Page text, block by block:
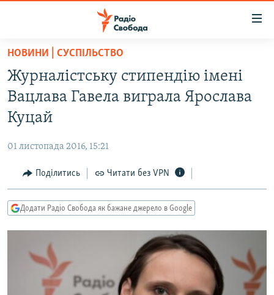
Перейти
основного
матеріалу
Перейти
до
основної
Перейти
до
пошуку
ВСЕ ЗА ДОБУ
СТАТТІ
ЕКОНОМІКА
СУСПІЛЬСТВО
УКРАЇНА
СВІТ
РОСІЙСЬКА «ФІЛЬТРАЦІЯ»
ДОНБАС.РЕАЛІЇ
ТИ ЯК?
КИТАЙ.ВИКЛИКИ
МУЛЬТИМЕДІА
НОВИНИ | СУСПІЛЬСТВО
Журналістську стипендію імені
Вацлава Гавела виграла Ярослава
Куцай
01 листопада 2016, 15:21
Поділитись Читати без VPN
Додати Радіо Свобода як бажане джерело в Google